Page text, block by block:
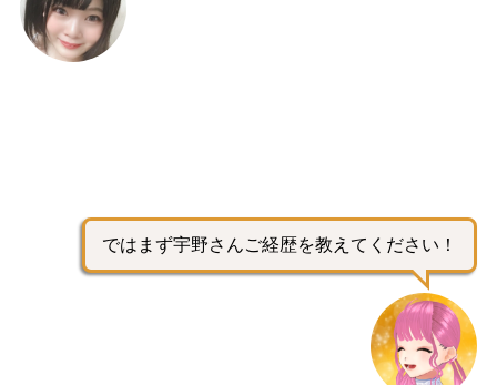
ではまず宇野さんご経歴を教えてください！